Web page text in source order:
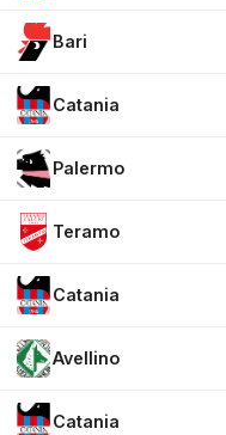
Bari
Catania
Palermo
Teramo
Catania
Avellino
Catania